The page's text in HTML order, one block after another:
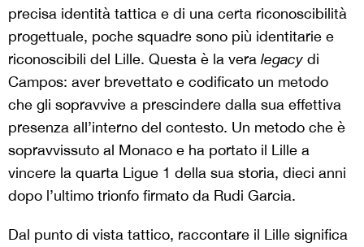
precisa identità tattica e di una certa riconoscibilità
progettuale, poche squadre sono più identitarie e
riconoscibili del Lille. Questa è la vera legacy di
Campos: aver brevettato e codificato un metodo
che gli sopravvive a prescindere dalla sua effettiva
presenza all’interno del contesto. Un metodo che è
sopravvissuto al Monaco e ha portato il Lille a
vincere la quarta Ligue 1 della sua storia, dieci anni
dopo l’ultimo trionfo firmato da Rudi Garcia.
Dal punto di vista tattico, raccontare il Lille significa